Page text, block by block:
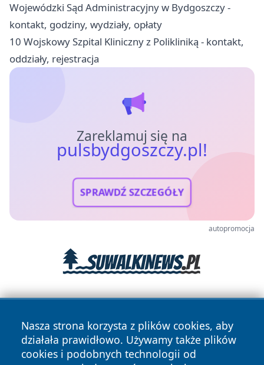
Wojewódzki Sąd Administracyjny w Bydgoszczy -
kontakt, godziny, wydziały, opłaty
10 Wojskowy Szpital Kliniczny z Polikliniką - kontakt,
oddziały, rejestracja
Zareklamuj się na
pulsbydgoszczy.pl!
SPRAWDŹ SZCZEGÓŁY
autopromocja
Nasza strona korzysta z plików cookies, aby
działała prawidłowo. Używamy także plików
cookies i podobnych technologii od